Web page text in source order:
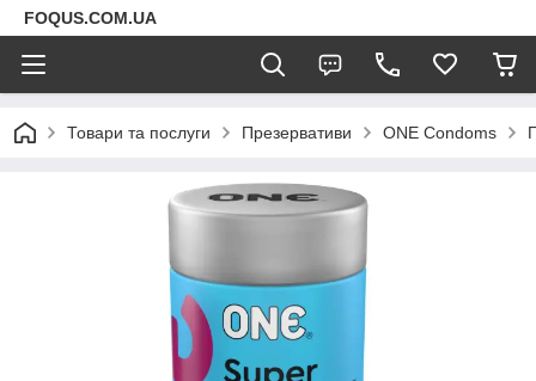
FOQUS.COM.UA
Товари та послуги Презервативи ONE Condoms